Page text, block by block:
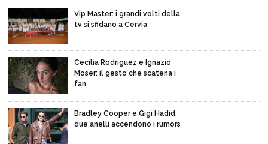
Vip Master: i grandi volti della
tv si sfidano a Cervia
Cecilia Rodriguez e Ignazio
Moser: il gesto che scatena i
fan
Bradley Cooper e Gigi Hadid,
due anelli accendono i rumors